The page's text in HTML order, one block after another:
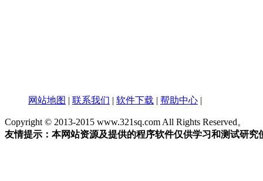
网站地图 | 联系我们 | 软件下载 | 帮助中心 |
Copyright © 2013-2015 www.321sq.com All Rights Reserved。
友情提示：本网站资源及提供的程序软件仅供学习和测试研